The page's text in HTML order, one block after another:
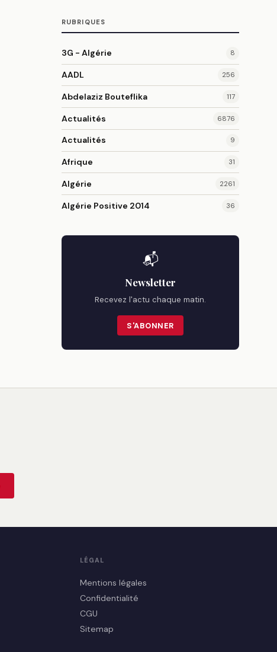
RUBRIQUES
3G - Algérie 8
AADL 256
Abdelaziz Bouteflika 117
Actualités 6876
Actualités 9
Afrique 31
Algérie 2261
Algérie Positive 2014 36
📬
Newsletter
Recevez l'actu chaque matin.
S'ABONNER
LÉGAL
Mentions légales
Confidentialité
CGU
Sitemap